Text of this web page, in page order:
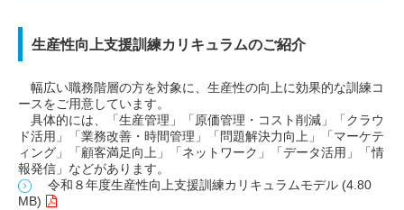
生産性向上支援訓練カリキュラムのご紹介
幅広い職務階層の方を対象に、生産性の向上に効果的な訓練コ
ースをご用意しています。
具体的には、「生産管理」「原価管理・コスト削減」「クラウ
ド活用」「業務改善・時間管理」「問題解決力向上」「マーケテ
ィング」「顧客満足向上」「ネットワーク」「データ活用」「情
報発信」などがあります。
令和８年度生産性向上支援訓練カリキュラムモデル (4.80
MB)